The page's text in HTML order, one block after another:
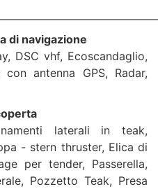
di navigazione
DSC vhf, Ecoscandaglio,
antenna GPS, Radar,
laterali in teak,
- stern thruster, Elica di
per tender, Passerella,
Pozzetto Teak, Presa